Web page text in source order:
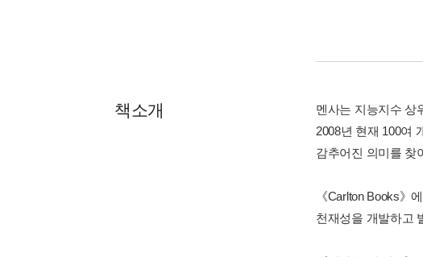
책소개
멘사는 지능지수 상
2008년 현재 100여
감추어진 의미를 찾
《Carlton Books》
천재성을 개발하고